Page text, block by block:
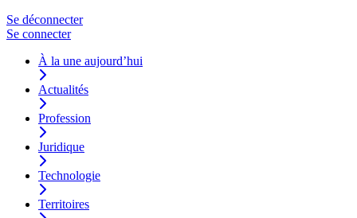
Se déconnecter
Se connecter
À la une aujourd’hui
Actualités
Profession
Juridique
Technologie
Territoires